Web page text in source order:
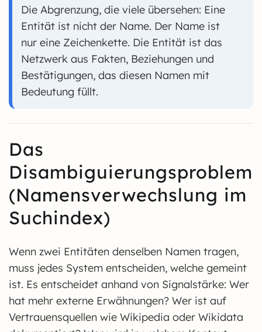
Die Abgrenzung, die viele übersehen: Eine
Entität ist nicht der Name. Der Name ist
nur eine Zeichenkette. Die Entität ist das
Netzwerk aus Fakten, Beziehungen und
Bestätigungen, das diesen Namen mit
Bedeutung füllt.
Das
Disambiguierungsproblem
(Namensverwechslung im
Suchindex)
Wenn zwei Entitäten denselben Namen tragen,
muss jedes System entscheiden, welche gemeint
ist. Es entscheidet anhand von Signalstärke: Wer
hat mehr externe Erwähnungen? Wer ist auf
Vertrauensquellen wie Wikipedia oder Wikidata